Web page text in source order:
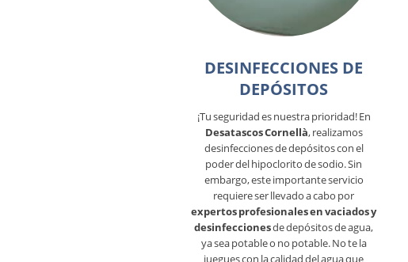
DESINFECCIONES DE
DEPÓSITOS
¡Tu seguridad es nuestra prioridad! En
Desatascos Cornellà, realizamos
desinfecciones de depósitos con el
poder del hipoclorito de sodio. Sin
embargo, este importante servicio
requiere ser llevado a cabo por
expertos profesionales en vaciados y
desinfeccionesde depósitos de agua,
ya sea potable o no potable. No te la
juegues con la calidad del agua que